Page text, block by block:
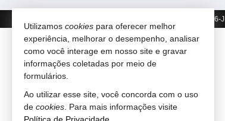
CRECI/SC 5886-J
Utilizamos cookies para oferecer melhor
experiência, melhorar o desempenho, analisar
como você interage em nosso site e gravar
informações coletadas por meio de
formulários.
Ao utilizar esse site, você concorda com o uso
de cookies . Para mais informações visite